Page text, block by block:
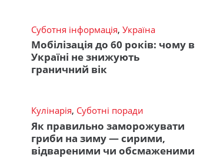
Суботня інформація, Україна
Мобілізація до 60 років: чому в
Україні не знижують
граничний вік
Кулінарія, Суботні поради
Як правильно заморожувати
гриби на зиму — сирими,
відвареними чи обсмаженими